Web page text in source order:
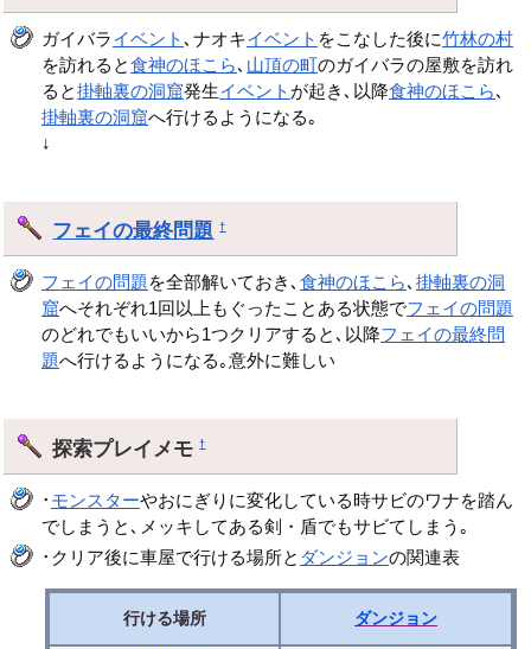
ガイバライベント ､ナオキイベント をこなした後に竹林の村
を訪れると食神のほこら､ 山頂の町のガイバラの屋敷を訪れ
ると掛軸裏の洞窟発生イベント が起き､以降食神のほこら､
掛軸裏の洞窟へ行けるようになる｡
↓
フェイの最終問題 †
フェイの問題 を全部解いておき､食神のほこら､掛軸裏の洞
窟へそれぞれ1回以上もぐったことある状態でフェイの問題
のどれでもいいから1つクリアすると､以降フェイの最終問
題へ行けるようになる｡意外に難しい
探索プレイメモ†
･ モンスターやおにぎりに変化している時サビのワナを踏ん
でしまうと､メッキしてある剣・盾でもサビてしまう｡
･クリア後に車屋で行ける場所と ダンジョンの関連表
行ける場所 ダンジョン